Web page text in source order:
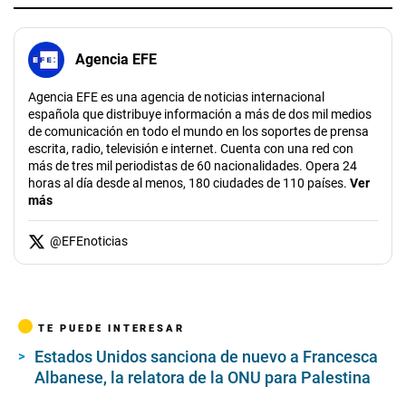
Agencia EFE
Agencia EFE es una agencia de noticias internacional
española que distribuye información a más de dos mil medios
de comunicación en todo el mundo en los soportes de prensa
escrita, radio, televisión e internet. Cuenta con una red con
más de tres mil periodistas de 60 nacionalidades. Opera 24
horas al día desde al menos, 180 ciudades de 110 países. Ver
más
@EFEnoticias
TE PUEDE INTERESAR
Estados Unidos sanciona de nuevo a Francesca
Albanese, la relatora de la ONU para Palestina